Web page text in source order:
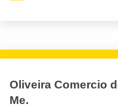
Oliveira Comercio
Me.